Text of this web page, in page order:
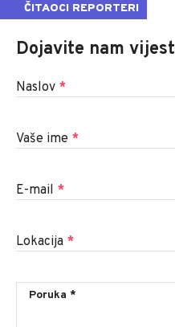
ČITAOCI REPORTERI
Dojavite nam vijest
Naslov *
Vaše ime *
E-mail *
Lokacija *